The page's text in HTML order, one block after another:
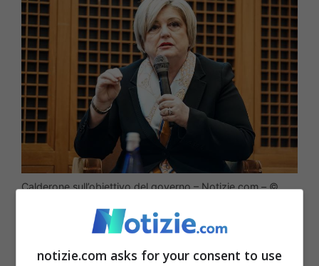
Calderone sull’obiettivo del governo – Notizie.com – ©
Il ministro Calderone si sofferma anche sul
notizie.com asks for your consent to use